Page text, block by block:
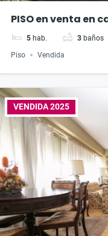
PISO en venta en
5 hab. 3 baños
Piso Vendida
VENDIDA 2025